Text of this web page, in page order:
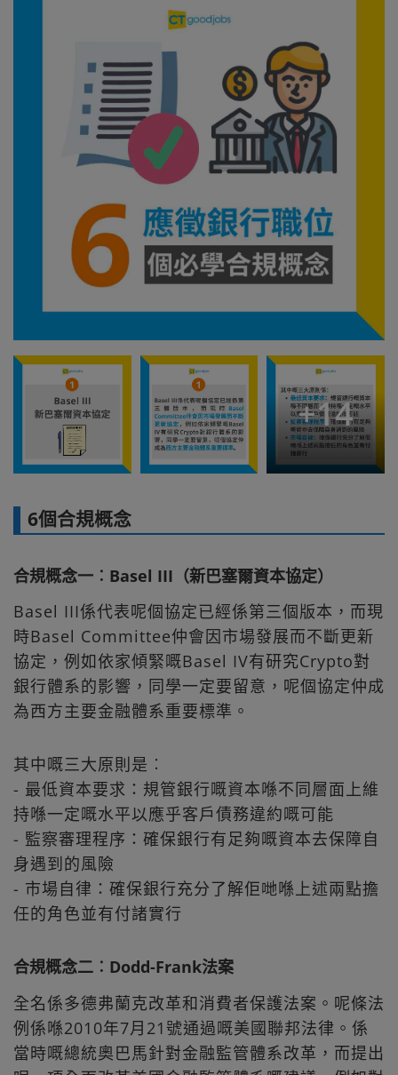
+14
6個合規概念
合規概念一︰Basel III（新巴塞爾資本協定）
Basel III係代表呢個協定已經係第三個版本，而現
時Basel Committee仲會因市場發展而不斷更新
協定，例如依家傾緊嘅Basel IV有研究Crypto對
銀行體系的影響，同學一定要留意，呢個協定仲成
為西方主要金融體系重要標準。
其中嘅三大原則是︰
- 最低資本要求：規管銀行嘅資本喺不同層面上維
持喺一定嘅水平以應乎客戶債務違約嘅可能
- 監察審理程序：確保銀行有足夠嘅資本去保障自
身遇到的風險
- 市場自律：確保銀行充分了解佢哋喺上述兩點擔
任的角色並有付諸實行
合規概念二︰Dodd-Frank法案
全名係多德弗蘭克改革和消費者保護法案。呢條法
例係喺2010年7月21號通過嘅美國聯邦法律。係
當時嘅總統奧巴馬針對金融監管體系改革，而提出